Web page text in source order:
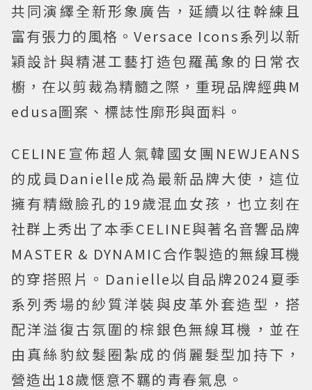
共同演繹全新形象廣告，延續以往幹練且
富有張力的風格。Versace Icons系列以新
穎設計與精湛工藝打造包羅萬象的日常衣
櫥，在以剪裁為精髓之際，重現品牌經典M
edusa圖案、標誌性廓形與面料。
CELINE宣佈超人氣韓國女團NEWJEANS
的成員Danielle成為最新品牌大使，這位
擁有精緻臉孔的19歲混血女孩，也立刻在
社群上秀出了本季CELINE與著名音響品牌
MASTER & DYNAMIC合作製造的無線耳機
的穿搭照片。Danielle以自品牌2024夏季
系列秀場的紗質洋裝與皮革外套造型，搭
配洋溢復古氛圍的棕銀色無線耳機，並在
由真絲豹紋髮圈紮成的俏麗髮型加持下，
營造出18歲愜意不羈的青春氣息。